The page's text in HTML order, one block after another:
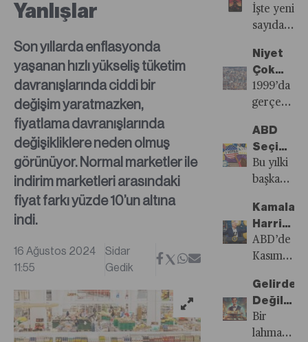
Yanlışlar
Son yıllarda enflasyonda
yaşanan hızlı yükseliş tüketim
davranışlarında ciddi bir
değişim yaratmazken,
fiyatlama davranışlarında
değişikliklere neden olmuş
görünüyor. Normal marketler ile
indirim marketleri arasındaki
fiyat farkı yüzde 10’un altına
indi.
16 Ağustos 2024
11:55
Sidar
Gedik
43.
Yayında!
İşte yeni
sayıdan
çıkanlar...
Niyet
Çok
İcraat
Yok
1999’da
üzerinden
tam 25
yıl geçti.
O
günden
bu yana
deprem
karşı
ülkedeki
tüm
paydaşlar
ABD
Salıncak
Ekonomik
Bu yılki
başkanlık
başkanı
olan
salıncak
eyaletler,
Kamala
Harris
için
Kamala
Harris’in
Başkan
Ortadoğu
İçin
Umut
ABD’de
Kasım
başkanlık
seçimleri
öncesinde,
Gelirde
Değil
Bir